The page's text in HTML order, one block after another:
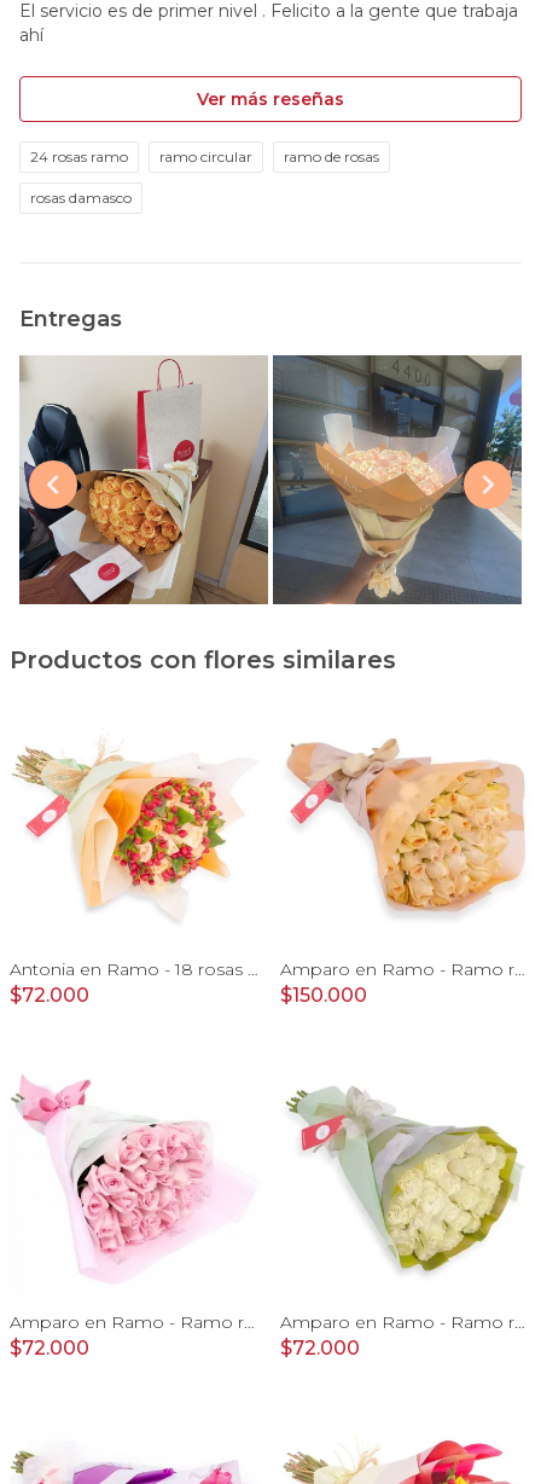
El servicio es de primer nivel . Felicito a la gente que trabaja
ahí
Ver más reseñas
24 rosas ramo ramo circular ramo de rosas
rosas damasco
Entregas
Productos con flores similares
Antonia en Ramo - 18 rosas ecuatorianas damasco e hypericum
$72.000
Amparo en Ramo - Ramo redondo 50 rosas ecuatorianas damasco
$150.000
Amparo en Ramo - Ramo redondo 24 rosas ecuatorianas rosado
$72.000
Amparo en Ramo - Ramo redondo 24 rosas ecuatorianas blanco
$72.000